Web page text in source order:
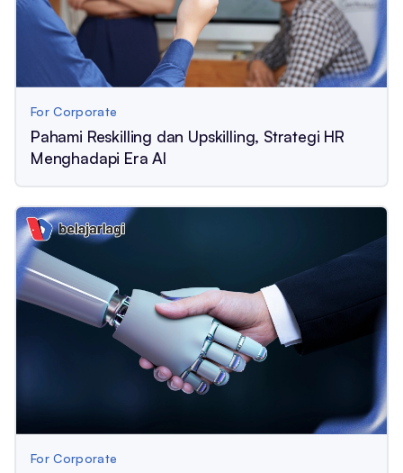
For Corporate
Pahami Reskilling dan Upskilling, Strategi HR
Menghadapi Era AI
For Corporate